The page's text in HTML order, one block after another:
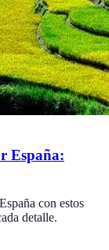
España:
con estos
detalle.